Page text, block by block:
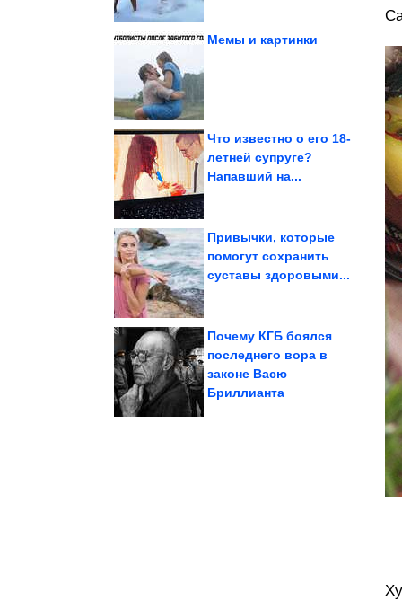
Мемы и картинки
Что известно о его 18-
летней супруге?
Напавший на...
Все приколы Июля.
Привычки, которые
помогут сохранить
суставы здоровыми...
перцев по-мексикански,
который...
Почему КГБ боялся
последнего вора в
законе Васю
Бриллианта